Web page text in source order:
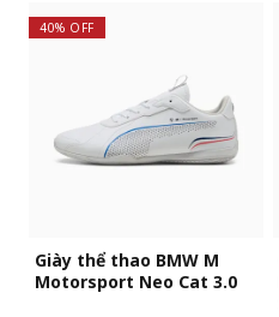
40% OFF
Giày thể thao BMW M
Motorsport Neo Cat 3.0